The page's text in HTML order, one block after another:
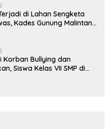
di Lahan Sengketa
Kades Gunung Malintang
Korban Bullying dan
Siswa Kelas VII SMP di